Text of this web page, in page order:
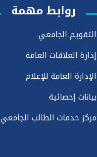
روابط مهمة
التقويم الجامعي
إدارة العلاقات العامة
الإدارة العامة للإعلام
بيانات إحصائية
مركز خدمات الطالب الجامعي